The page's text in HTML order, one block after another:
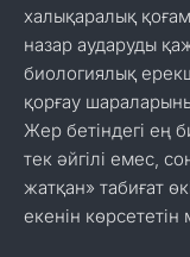
халықаралық
назар аударуды
биологиялық
қорғау
Жер бетіндегі ең
тек әйгілі емес,
жатқан» табиғат
екенін